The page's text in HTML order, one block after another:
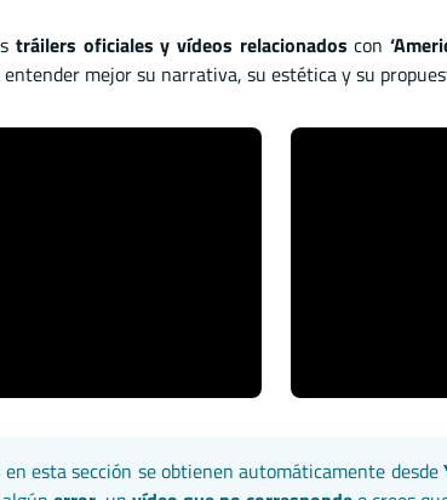
tráilers oficiales y vídeos relacionados con
mejor su narrativa, su estética y su
esta sección se obtienen automáticamente desde